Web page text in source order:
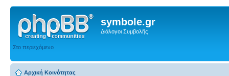
symbole.gr
Διάλογοι Συμβολῆς
Στο περιεχόμενο
Αρχική Κοινότητας